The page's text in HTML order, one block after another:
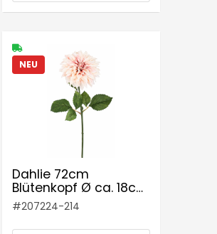
Dahlie 72cm
Blütenkopf Ø ca. 18cm
Farbe: creme-rosé
#207224-214
NEU